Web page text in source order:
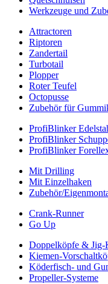
Werkzeuge und
Attractoren
Riptoren
Zandertail
Turbotail
Plopper
Roter Teufel
Octopusse
Zubehör für
ProfiBlinker
ProfiBlinker
ProfiBlinker
Mit Drilling
Mit Einzelhaken
Zubehör/
Crank-Runner
Go Up
Doppelköpfe & Jig-
Kiemen-
Köderfisch- und
Propeller-Systeme